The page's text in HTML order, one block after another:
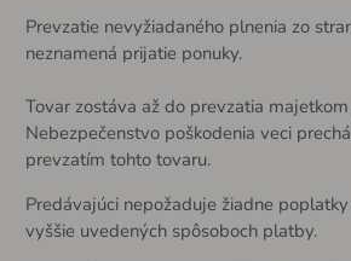
Prevzatie nevyžiadaného plnenia zo
neznamená prijatie ponuky.
Tovar zostáva až do prevzatia
Nebezpečenstvo poškodenia veci
prevzatím tohto tovaru.
Predávajúci nepožaduje žiadne
vyššie uvedených spôsoboch platby.